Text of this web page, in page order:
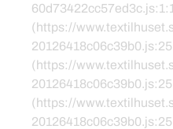
(https://
(https://
(https://